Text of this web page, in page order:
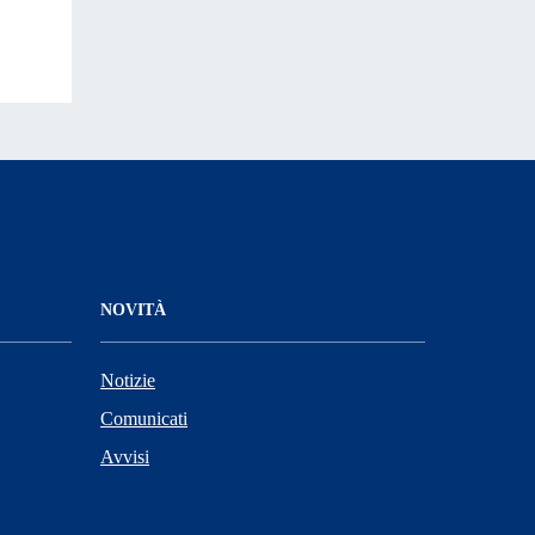
NOVITÀ
Notizie
Comunicati
Avvisi